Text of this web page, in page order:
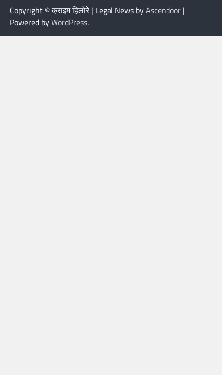
Copyright © क्राइम हिलोरे | Legal News byAscendoor |
Powered byWordPress.